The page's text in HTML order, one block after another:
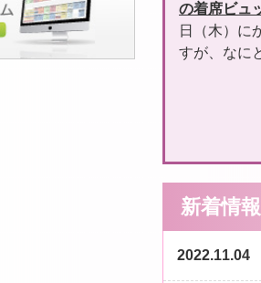
の着席ビュ
日（木）に
すが、なに
新着情報
2022.11.04